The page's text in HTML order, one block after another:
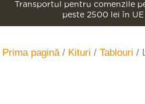
Transportul pentru comenzile
peste 2500 lei în
Prima pagină/ Kituri / Tablouri /